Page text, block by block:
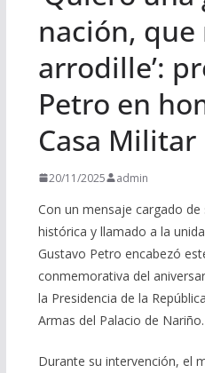
nación, que
arrodille’:
Petro en
Casa Militar
20/11/2025 admin
Con un mensaje cargado
histórica y llamado a la
Gustavo Petro encabezó
conmemorativa del
la Presidencia de la
Armas del Palacio de Nariño.
Durante su intervención, el